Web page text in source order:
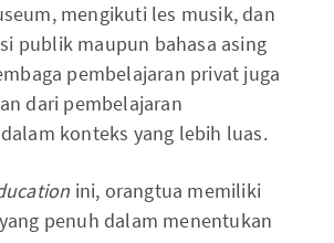
mengikuti les musik, dan
publik maupun bahasa asing
pembelajaran privat juga
dari pembelajaran
dalam konteks yang lebih luas.
ini, orangtua memiliki
penuh dalam menentukan